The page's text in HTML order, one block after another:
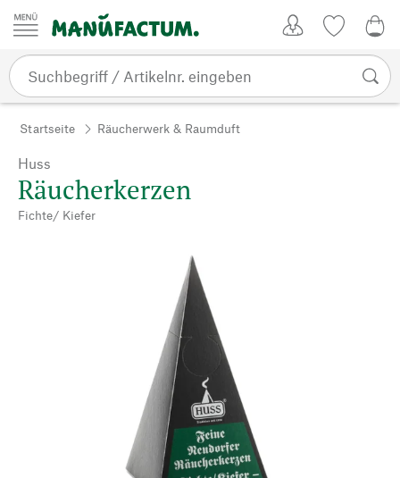
Zum Inhalt springen
Startseite Räucherwerk & Raumduft
Huss
Räucherkerzen
Fichte/ Kiefer